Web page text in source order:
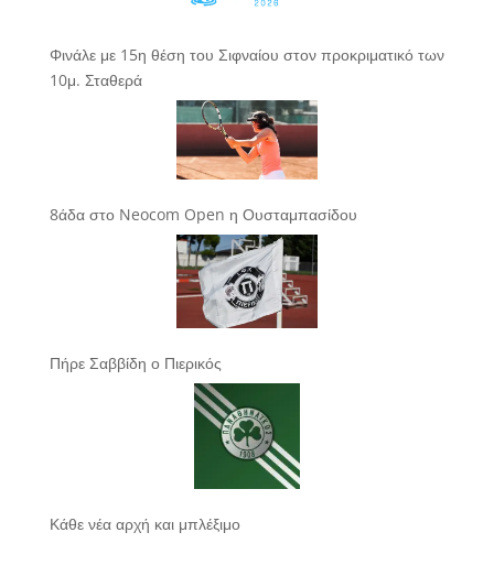
Φινάλε με 15η θέση του Σιφναίου στον προκριματικό των
10μ. Σταθερά
8άδα στο Neocom Open η Ουσταμπασίδου
Πήρε Σαββίδη ο Πιερικός
Κάθε νέα αρχή και μπλέξιμο